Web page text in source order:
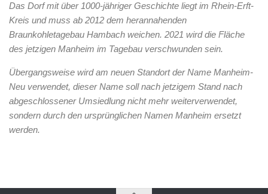
Das Dorf mit über 1000-jähriger Geschichte liegt im Rhein-Erft-
Kreis und muss ab 2012 dem herannahenden
Braunkohletagebau Hambach weichen. 2021 wird die Fläche
des jetzigen Manheim im Tagebau verschwunden sein.
Übergangsweise wird am neuen Standort der Name Manheim-
Neu verwendet, dieser Name soll nach jetzigem Stand nach
abgeschlossener Umsiedlung nicht mehr weiterverwendet,
sondern durch den ursprünglichen Namen Manheim ersetzt
werden.